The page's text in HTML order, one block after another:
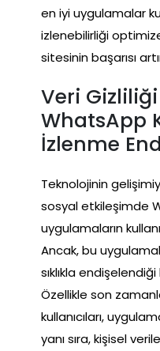
en iyi uygulamalar
izlenebilirliği
sitesinin başarısı
Veri
WhatsApp
İzlenme
Teknolojinin
sosyal etkileşimde
uygulamaların
Ancak, bu
sıklıkla
Özellikle son
kullanıcıları,
yanı sıra, kişisel